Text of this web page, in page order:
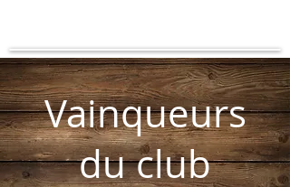
Vainqueurs
du club